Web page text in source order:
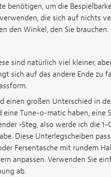
benötigen, um die
die sich auf nichts
den Winkel, den Sie brauchen.
sind natürlich viel kleiner,
sich auf das andere Ende zu
einen großen Unterschied in
Tune-o-matic haben, eine
-Steg, also werde ich die
Diese Unterlegscheiben
Fersentasche mit rundem
anpassen. Verwenden Sie
ab.